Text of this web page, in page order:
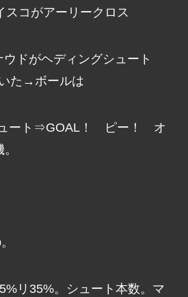
スコがアーリークロス
ドがヘディングシュート
た→ボールは
ュート⇒GOAL！ ピー！ オ
リ35%。シュート本数。マ